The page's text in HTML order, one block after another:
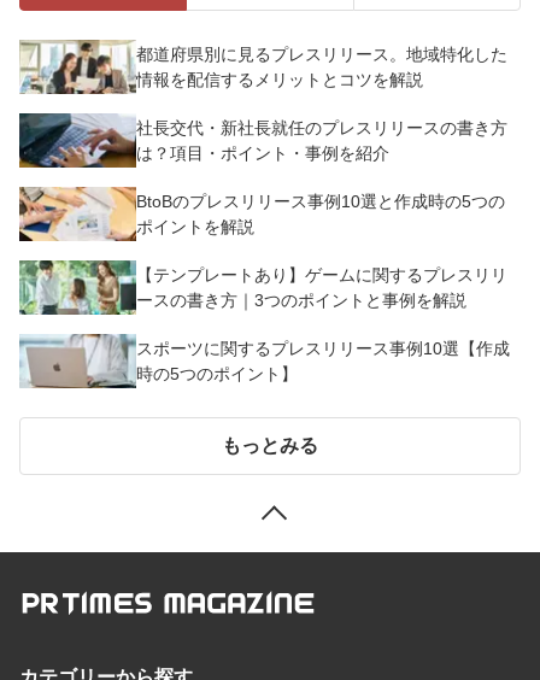
都道府県別に見るプレスリリース。地域特化した
情報を配信するメリットとコツを解説
社長交代・新社長就任のプレスリリースの書き方
は？項目・ポイント・事例を紹介
BtoBのプレスリリース事例10選と作成時の5つの
ポイントを解説
【テンプレートあり】ゲームに関するプレスリリ
ースの書き方｜3つのポイントと事例を解説
スポーツに関するプレスリリース事例10選【作成
時の5つのポイント】
もっとみる